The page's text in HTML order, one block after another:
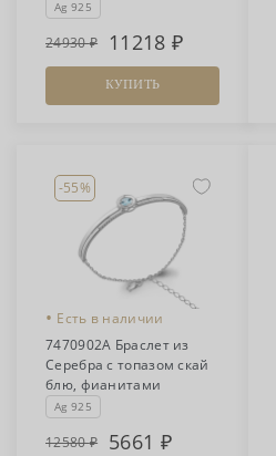
Ag 925
24930 11218
КУПИТЬ
-55%
• Есть в наличии
7470902А Браслет из
Серебра с топазом скай
блю, фианитами
Ag 925
12580 5661